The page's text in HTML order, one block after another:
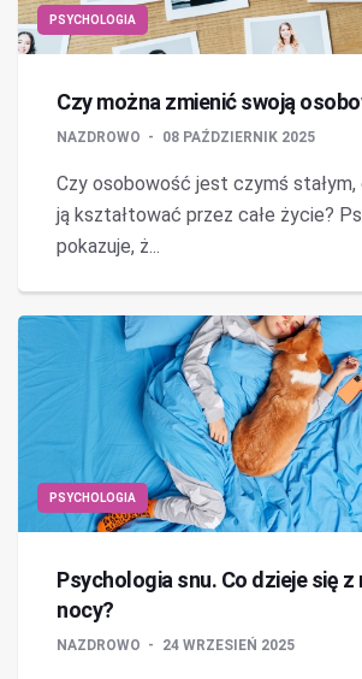
PSYCHOLOGIA
Czy można zmienić swoją
NAZDROWO 08 PAŹDZIERNIK 2025
Czy osobowość jest czymś
ją kształtować przez całe życie?
pokazuje, ż...
PSYCHOLOGIA
Psychologia snu. Co dzieje się z
nocy?
NAZDROWO 24 WRZESIEŃ 2025